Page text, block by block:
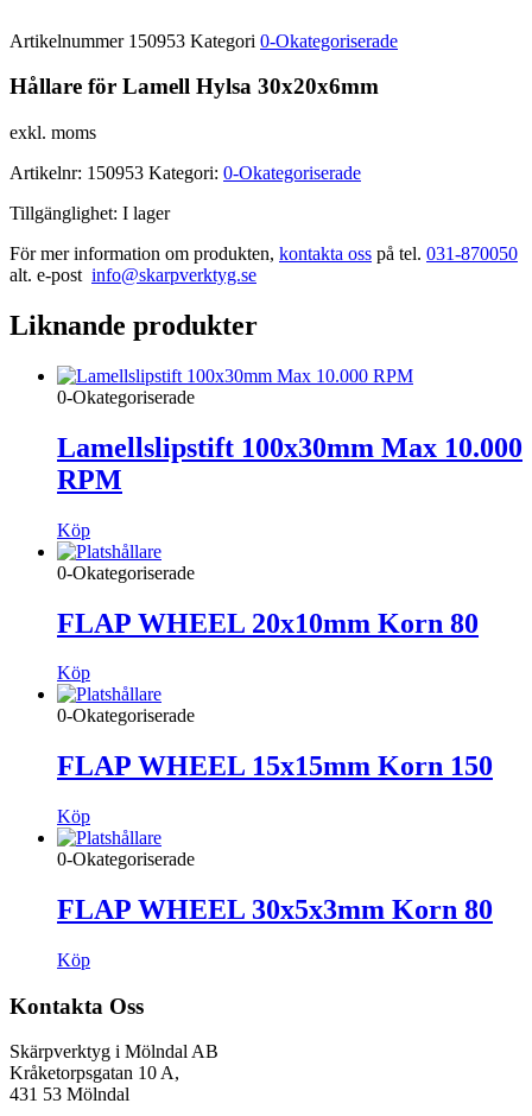
Artikelnummer 150953 Kategori 0-Okategoriserade
Hållare för Lamell Hylsa 30x20x6mm
exkl. moms
Artikelnr: 150953 Kategori: 0-Okategoriserade
Tillgänglighet: I lager
För mer information om produkten, kontakta oss på tel. 031-870050
alt. e-post info@skarpverktyg.se
Liknande produkter
0-Okategoriserade
Lamellslipstift 100x30mm Max 10.000
RPM
Köp
0-Okategoriserade
FLAP WHEEL 20x10mm Korn 80
Köp
0-Okategoriserade
FLAP WHEEL 15x15mm Korn 150
Köp
0-Okategoriserade
FLAP WHEEL 30x5x3mm Korn 80
Köp
Kontakta Oss
Skärpverktyg i Mölndal AB
Kråketorpsgatan 10 A,
431 53 Mölndal